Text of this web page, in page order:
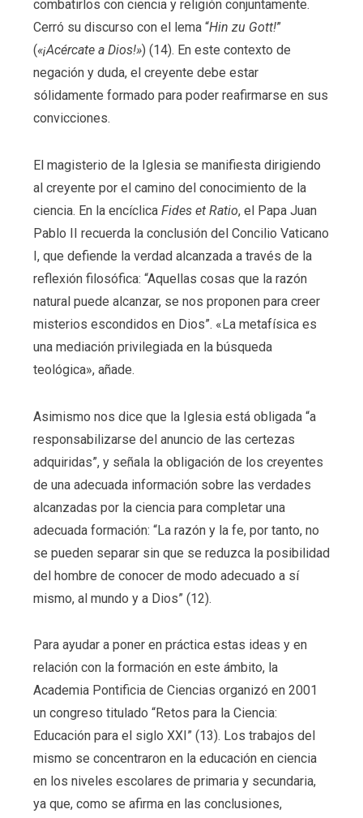
combatirlos con ciencia y religión conjuntamente.
Cerró su discurso con el lema “Hin zu Gott!”
(«¡Acércate a Dios!») (14). En este contexto de
negación y duda, el creyente debe estar
sólidamente formado para poder reafirmarse en sus
convicciones.
El magisterio de la Iglesia se manifiesta dirigiendo
al creyente por el camino del conocimiento de la
ciencia. En la encíclica Fides et Ratio, el Papa Juan
Pablo II recuerda la conclusión del Concilio Vaticano
I, que defiende la verdad alcanzada a través de la
reflexión filosófica: “Aquellas cosas que la razón
natural puede alcanzar, se nos proponen para creer
misterios escondidos en Dios”. «La metafísica es
una mediación privilegiada en la búsqueda
teológica», añade.
Asimismo nos dice que la Iglesia está obligada “a
responsabilizarse del anuncio de las certezas
adquiridas”, y señala la obligación de los creyentes
de una adecuada información sobre las verdades
alcanzadas por la ciencia para completar una
adecuada formación: “La razón y la fe, por tanto, no
se pueden separar sin que se reduzca la posibilidad
del hombre de conocer de modo adecuado a sí
mismo, al mundo y a Dios” (12).
Para ayudar a poner en práctica estas ideas y en
relación con la formación en este ámbito, la
Academia Pontificia de Ciencias organizó en 2001
un congreso titulado “Retos para la Ciencia:
Educación para el siglo XXI” (13). Los trabajos del
mismo se concentraron en la educación en ciencia
en los niveles escolares de primaria y secundaria,
ya que, como se afirma en las conclusiones,